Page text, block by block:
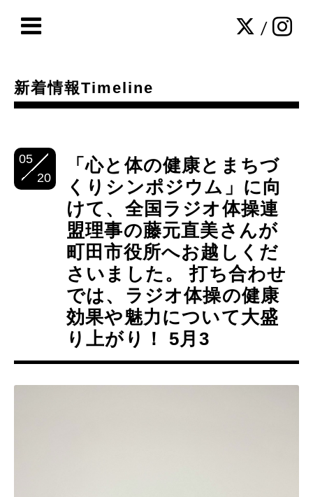
/
新着情報Timeline
05
20
「心と体の健康とまちづ
くりシンポジウム」に向
けて、全国ラジオ体操連
盟理事の藤元直美さんが
町田市役所へお越しくだ
さいました。 打ち合わせ
では、ラジオ体操の健康
効果や魅力について大盛
り上がり！ 5月3